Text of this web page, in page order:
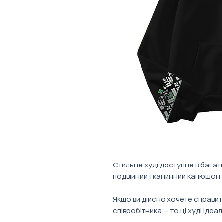
Стильне худі доступне в
подвійний тканинний
Якщо ви дійсно хочете
співробітника —то ці худі